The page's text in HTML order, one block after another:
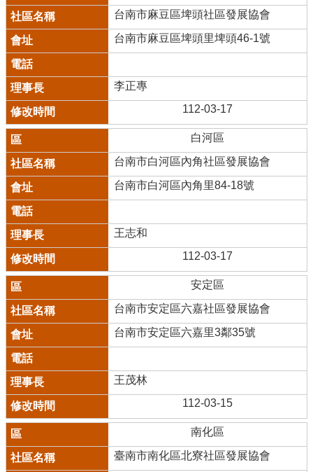
台南市麻豆區埤頭社區發展協會
台南市麻豆區埤頭里埤頭46-1號
李正專
112-03-17
白河區
台南市白河區內角社區發展協會
台南市白河區內角里84-18號
王志和
112-03-17
安定區
台南市安定區六嘉社區發展協會
台南市安定區六嘉里3鄰35號
王茂林
112-03-15
南化區
臺南市南化區北寮社區發展協會